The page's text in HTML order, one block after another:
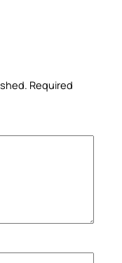
Required